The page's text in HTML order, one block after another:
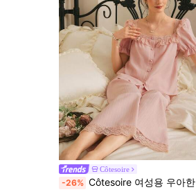
Côtesoire
-26% Côtesoire 여성용 우아한 고급스러운 매력적인 레이스 진주 단추 U넥 꽃잎 소매 반팔 잠옷 세트